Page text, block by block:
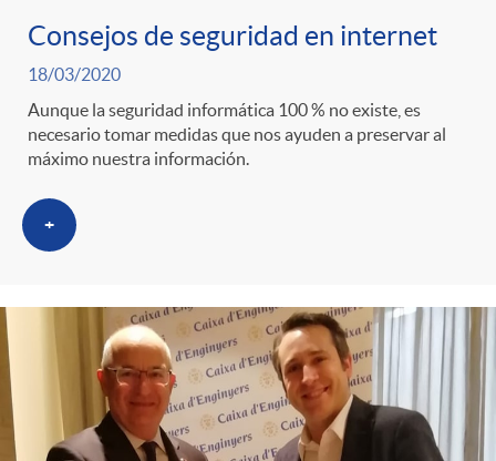
r
a
S
n
p
o
e
n
i
l
i
c
a
d
Consejos de seguridad en internet
18/03/2020
Aunque la seguridad informática 100 % no existe, es
necesario tomar medidas que nos ayuden a preservar al
máximo nuestra información.
+